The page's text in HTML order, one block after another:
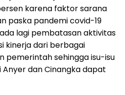
karena faktor sarana
paska pandemi covid-19
lagi pembatasan aktivitas
kinerja dari berbagai
pemerintah sehingga isu-isu
dan Cinangka dapat